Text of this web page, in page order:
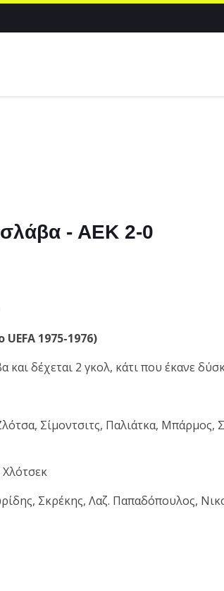
- ΑΕΚ 2-0
1975-1976)
δέχεται 2 γκολ, κάτι που έκανε
Σίμοντσιτς, Παλιάτκα, Μπάρμος,
Σκρέκης, Λαζ. Παπαδόπουλος,